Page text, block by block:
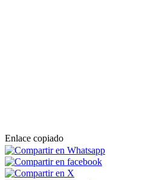
Enlace copiado